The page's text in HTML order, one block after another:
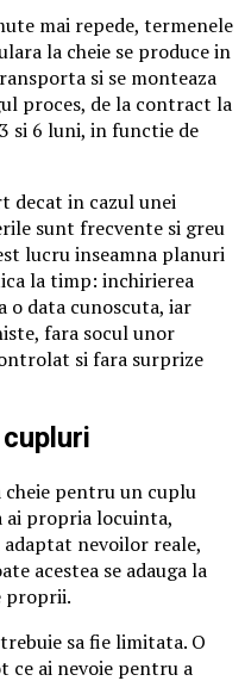
mai repede, termenele
la cheie se produce in
si se monteaza
proces, de la contract la
si 6 luni, in functie de
decat in cazul unei
sunt frecvente si greu
lucru inseamna planuri
la timp: inchirierea
data cunoscuta, iar
fara socul unor
si fara surprize
cheie pentru un cuplu
ai propria locuinta,
nevoilor reale,
acestea se adauga la
proprii.
sa fie limitata. O
ai nevoie pentru a